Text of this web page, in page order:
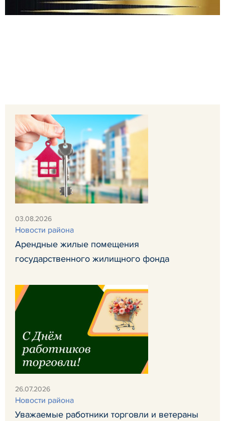
03.08.2026
Новости района
Арендные жилые помещения
государственного жилищного фонда
26.07.2026
Новости района
Уважаемые работники торговли и ветераны